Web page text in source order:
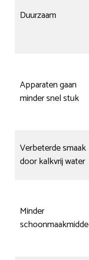
Duurzaam
Apparaten gaan
minder snel stuk
Verbeterde smaak
door kalkvrij water
Minder